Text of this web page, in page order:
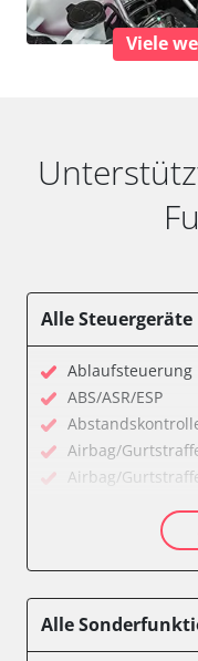
Viele
Alle Steuergeräte
Ablaufsteuerung
ABS/ASR/ESP
Airbag/
Airbag/
Allradelektronik
Alle